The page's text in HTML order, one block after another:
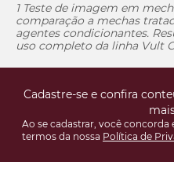
1 Teste de imagem em
comparação a mechas
agentes condicionantes.
uso completo da linha Vult
Cadastre-se e confira
Ao se cadastrar, você
termos da nossa Política de